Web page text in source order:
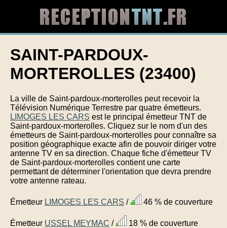
SAINT-PARDOUX-
MORTEROLLES (23400)
La ville de Saint-pardoux-morterolles peut recevoir la
Télévision Numérique Terrestre par quatre émetteurs.
LIMOGES LES CARS est le principal émetteur TNT de
Saint-pardoux-morterolles. Cliquez sur le nom d'un des
émetteurs de Saint-pardoux-morterolles pour connaître sa
position géographique exacte afin de pouvoir diriger votre
antenne TV en sa direction. Chaque fiche d'émetteur TV
de Saint-pardoux-morterolles contient une carte
permettant de déterminer l'orientation que devra prendre
votre antenne rateau.
Émetteur LIMOGES LES CARS / 46 % de couverture
Émetteur USSEL MEYMAC / 18 % de couverture